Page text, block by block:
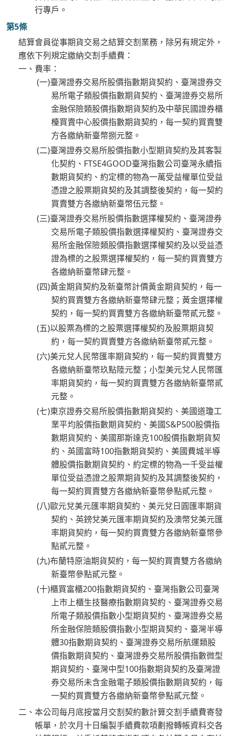
行專戶。
第5條
結算會員從事期貨交易之結算交割業務，除另有規定外，
應依下列規定繳納交割手續費：
一、費率：
(一)臺灣證券交易所股價指數期貨契約、臺灣證券交
易所電子類股價指數期貨契約、臺灣證券交易所
金融保險類股價指數期貨契約及中華民國證券櫃
檯買賣中心股價指數期貨契約，每一契約買賣雙
方各繳納新臺幣捌元整。
(二)臺灣證券交易所股價指數小型期貨契約及其客製
化契約、FTSE4GOOD臺灣指數公司臺灣永續指
數期貨契約、約定標的物為一萬受益權單位受益
憑證之股票期貨契約及其調整後契約，每一契約
買賣雙方各繳納新臺幣伍元整。
(三)臺灣證券交易所股價指數選擇權契約、臺灣證券
交易所電子類股價指數選擇權契約、臺灣證券交
易所金融保險類股價指數選擇權契約及以受益憑
證為標的之股票選擇權契約，每一契約買賣雙方
各繳納新臺幣肆元整。
(四)黃金期貨契約及新臺幣計價黃金期貨契約，每一
契約買賣雙方各繳納新臺幣肆元整；黃金選擇權
契約，每一契約買賣雙方各繳納新臺幣貳元整。
(五)以股票為標的之股票選擇權契約及股票期貨契
約，每一契約買賣雙方各繳納新臺幣貳元整。
(六)美元兌人民幣匯率期貨契約，每一契約買賣雙方
各繳納新臺幣玖點陸元整；小型美元兌人民幣匯
率期貨契約，每一契約買賣雙方各繳納新臺幣貳
元整。
(七)東京證券交易所股價指數期貨契約、美國道瓊工
業平均股價指數期貨契約、美國S&P500股價指
數期貨契約、美國那斯達克100股價指數期貨契
約、英國富時100指數期貨契約、美國費城半導
體股價指數期貨契約、約定標的物為一千受益權
單位受益憑證之股票期貨契約及其調整後契約，
每一契約買賣雙方各繳納新臺幣參點貳元整。
(八)歐元兌美元匯率期貨契約、美元兌日圓匯率期貨
契約、英鎊兌美元匯率期貨契約及澳幣兌美元匯
率期貨契約，每一契約買賣雙方各繳納新臺幣參
點貳元整。
(九)布蘭特原油期貨契約，每一契約買賣雙方各繳納
新臺幣參點貳元整。
(十)櫃買富櫃200指數期貨契約、臺灣指數公司臺灣
上市上櫃生技醫療指數期貨契約、臺灣證券交易
所電子類股價指數小型期貨契約、臺灣證券交易
所金融保險類股價指數小型期貨契約、臺灣半導
體30指數期貨契約、臺灣證券交易所航運類股
價指數期貨契約、臺灣證券交易所股價指數微型
期貨契約、臺灣中型100指數期貨契約及臺灣證
券交易所未含金融電子類股價指數期貨契約，每
一契約買賣雙方各繳納新臺幣參點貳元整。
二、本公司每月底按當月交割契約數計算交割手續費寄發
帳單，於次月十日編製手續費款項劃撥轉帳資料交各